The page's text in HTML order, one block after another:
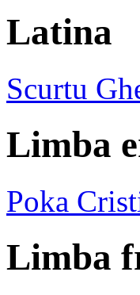
Latina
Scurtu
Limba
Poka
Limba